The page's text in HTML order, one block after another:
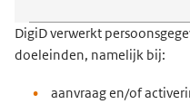
DigiD verwerkt
doeleinden, namelijk bij:
aanvraag en/of